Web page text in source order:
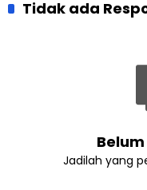
Kesadaran
Lewat Edukasi
Tidak ada
Jadilah yang